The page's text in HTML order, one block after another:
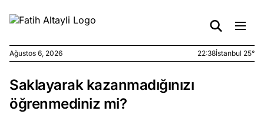
Ağustos
6, 2026
yasalar
Ağustos 6, 2026 22:38İstanbul 25°
Saklayarak kazanmadığınızı
öğrenmediniz mi?